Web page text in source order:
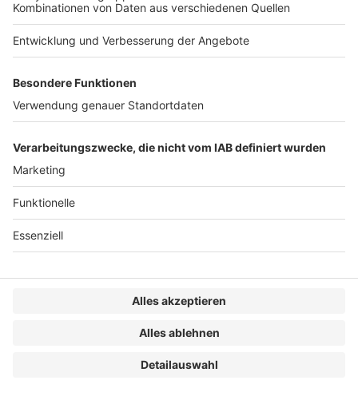
berücksichtigt und somit wäre der reduzierte
Auswirkungen bereinigt. In diesem Fall wäre die
Verrechnung des zusätzlichen Effektes aus
Kaufpreisanpassung mit der Kaufpreisminderung
vereinfachten Verfahren wie EBITDA-Multiples
könnten Working-Capital-Effekte unberücksichtigt
bleiben. In diesem Fall wäre eine zusätzliche
Die Parteien sollten festlegen, ob eine Working-
Capital-bedingte Kaufpreisanpassung mit der
Vermeidung von Streitigkeiten empfiehlt sich eine
Differenzbetrachtung: Erstellung des Jahres- oder
Zwischenabschlusses zunächst ohne und
anschließend mit wertaufhellender Berücksichtigung
des MAE, um den isolierten Effekt auf das Working
Capital zu quantifizieren.